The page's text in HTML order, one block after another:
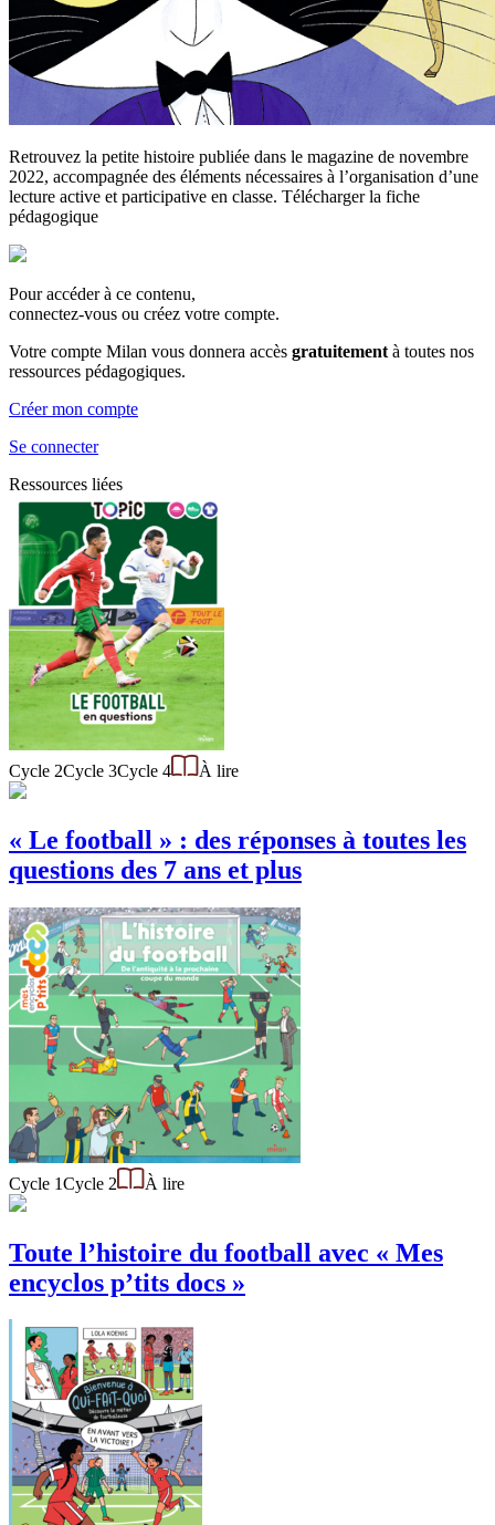
Retrouvez la petite histoire publiée dans le magazine de novembre
2022, accompagnée des éléments nécessaires à l’organisation d’une
lecture active et participative en classe. Télécharger la fiche
pédagogique
Pour accéder à ce contenu,
connectez-vous ou créez votre compte.
Votre compte Milan vous donnera accès gratuitement à toutes nos
ressources pédagogiques.
Créer mon compte
Se connecter
Ressources liées
Cycle 2Cycle 3Cycle 4 À lire
« Le football » : des réponses à toutes les
questions des 7 ans et plus
Cycle 1Cycle 2 À lire
Toute l’histoire du football avec « Mes
encyclos p’tits docs »